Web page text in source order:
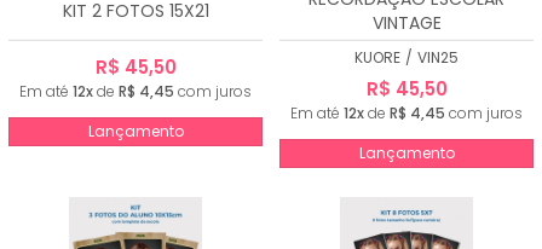
KIT 2 FOTOS 15X21
R$ 45,50
Em até 12xde R$ 4,45 com juros
Lançamento
VINTAGE
KUORE / VIN25
R$ 45,50
Em até 12xde R$ 4,45 com juros
Lançamento